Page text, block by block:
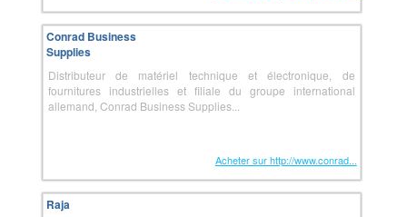
Conrad Business
Supplies
Distributeur de matériel technique et électronique, de
fournitures industrielles et filiale du groupe international
allemand, Conrad Business Supplies...
Acheter sur http://www.conrad...
Raja